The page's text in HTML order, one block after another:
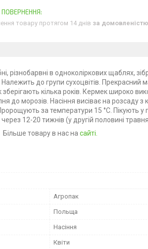
товару протягом 14 днів за домовленістю
різнобарвні в одноколіркових щаблях,
до групи сухоцвітів. Прекрасний
зберігають кілька років. Кермек широко
до морозів. Насіння висіває на розсаду з
за температури 15 °C. Пікують у
12-20 тижнів (у другій половині
Більше товару в нас на сайті.
Агропак
Польща
Насіння
Квіти